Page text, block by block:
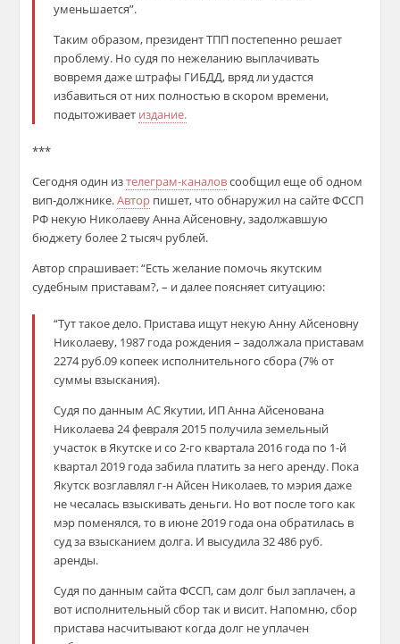
уменьшается”.
Таким образом, президент ТПП постепенно решает
проблему. Но судя по нежеланию выплачивать
вовремя даже штрафы ГИБДД, вряд ли удастся
избавиться от них полностью в скором времени,
подытоживает издание.
***
Сегодня один изтелеграм-каналовсообщил еще об одном
вип-должнике.Автор пишет, что обнаружил на сайте ФССП
РФ некую Николаеву Анна Айсеновну, задолжавшую
бюджету более 2 тысяч рублей.
Автор спрашивает: “Есть желание помочь якутским
судебным приставам?, – и далее поясняет ситуацию:
“Тут такое дело. Пристава ищут некую Анну Айсеновну
Николаеву, 1987 года рождения – задолжала приставам
2274 руб.09 копеек исполнительного сбора (7% от
суммы взыскания).
Судя по данным АС Якутии, ИП Анна Айсенована
Николаева 24 февраля 2015 получила земельный
участок в Якутске и со 2-го квартала 2016 года по 1-й
квартал 2019 года забила платить за него аренду. Пока
Якутск возглавлял г-н Айсен Николаев, то мэрия даже
не чесалась взыскивать деньги. Но вот после того как
мэр поменялся, то в июне 2019 года она обратилась в
суд за взысканием долга. И высудила 32 486 руб.
аренды.
Судя по данным сайта ФССП, сам долг был заплачен, а
вот исполнительный сбор так и висит. Напомню, сбор
пристава насчитывают когда долг не уплачен